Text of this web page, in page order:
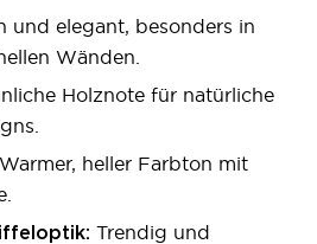
und elegant, besonders in
Wänden.
Holznote für natürliche
Warmer, heller Farbton mit
Trendig und